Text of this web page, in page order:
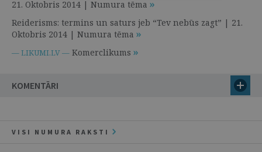
21. Oktobris 2014 | Numura tēma
Reiderisms: termins un saturs jeb “Tev nebūs zagt” | 21.
Oktobris 2014 | Numura tēma
— LIKUMI.LV — Komerclikums
KOMENTĀRI
VISI NUMURA RAKSTI